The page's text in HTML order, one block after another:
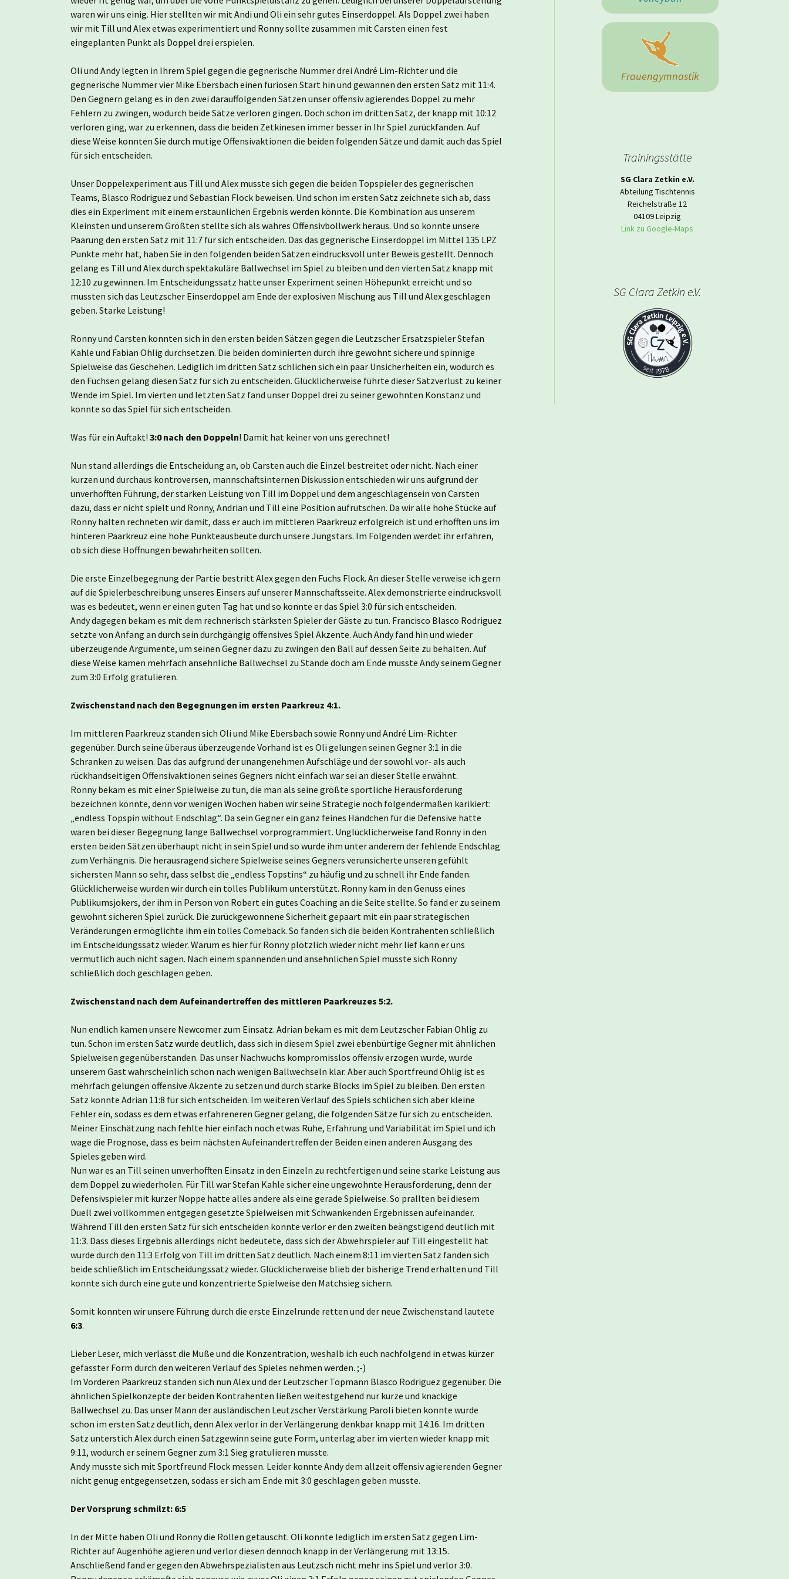
waren wir uns einig. Hier stellten wir mit Andi und Oli ein sehr gutes Einserdoppel. Als Doppel zwei haben
wir mit Till und Alex etwas experimentiert und Ronny sollte zusammen mit Carsten einen fest
eingeplanten Punkt als Doppel drei erspielen.
Oli und Andy legten in Ihrem Spiel gegen die gegnerische Nummer drei André Lim-Richter und die
gegnerische Nummer vier Mike Ebersbach einen furiosen Start hin und gewannen den ersten Satz mit 11:4.
Den Gegnern gelang es in den zwei darauffolgenden Sätzen unser offensiv agierendes Doppel zu mehr
Fehlern zu zwingen, wodurch beide Sätze verloren gingen. Doch schon im dritten Satz, der knapp mit 10:12
verloren ging, war zu erkennen, dass die beiden Zetkinesen immer besser in Ihr Spiel zurückfanden. Auf
diese Weise konnten Sie durch mutige Offensivaktionen die beiden folgenden Sätze und damit auch das Spiel
für sich entscheiden.
Unser Doppelexperiment aus Till und Alex musste sich gegen die beiden Topspieler des gegnerischen
Teams, Blasco Rodriguez und Sebastian Flock beweisen. Und schon im ersten Satz zeichnete sich ab, dass
dies ein Experiment mit einem erstaunlichen Ergebnis werden könnte. Die Kombination aus unserem
Kleinsten und unserem Größten stellte sich als wahres Offensivbollwerk heraus. Und so konnte unsere
Paarung den ersten Satz mit 11:7 für sich entscheiden. Das das gegnerische Einserdoppel im Mittel 135 LPZ
Punkte mehr hat, haben Sie in den folgenden beiden Sätzen eindrucksvoll unter Beweis gestellt. Dennoch
gelang es Till und Alex durch spektakuläre Ballwechsel im Spiel zu bleiben und den vierten Satz knapp mit
12:10 zu gewinnen. Im Entscheidungssatz hatte unser Experiment seinen Höhepunkt erreicht und so
mussten sich das Leutzscher Einserdoppel am Ende der explosiven Mischung aus Till und Alex geschlagen
geben. Starke Leistung!
Ronny und Carsten konnten sich in den ersten beiden Sätzen gegen die Leutzscher Ersatzspieler Stefan
Kahle und Fabian Ohlig durchsetzen. Die beiden dominierten durch ihre gewohnt sichere und spinnige
Spielweise das Geschehen. Lediglich im dritten Satz schlichen sich ein paar Unsicherheiten ein, wodurch es
den Füchsen gelang diesen Satz für sich zu entscheiden. Glücklicherweise führte dieser Satzverlust zu keiner
Wende im Spiel. Im vierten und letzten Satz fand unser Doppel drei zu seiner gewohnten Konstanz und
konnte so das Spiel für sich entscheiden.
Was für ein Auftakt! 3:0 nach den Doppeln! Damit hat keiner von uns gerechnet!
Nun stand allerdings die Entscheidung an, ob Carsten auch die Einzel bestreitet oder nicht. Nach einer
kurzen und durchaus kontroversen, mannschaftsinternen Diskussion entschieden wir uns aufgrund der
unverhofften Führung, der starken Leistung von Till im Doppel und dem angeschlagensein von Carsten
dazu, dass er nicht spielt und Ronny, Andrian und Till eine Position aufrutschen. Da wir alle hohe Stücke auf
Ronny halten rechneten wir damit, dass er auch im mittleren Paarkreuz erfolgreich ist und erhofften uns im
hinteren Paarkreuz eine hohe Punkteausbeute durch unsere Jungstars. Im Folgenden werdet ihr erfahren,
ob sich diese Hoffnungen bewahrheiten sollten.
Die erste Einzelbegegnung der Partie bestritt Alex gegen den Fuchs Flock. An dieser Stelle verweise ich gern
auf die Spielerbeschreibung unseres Einsers auf unserer Mannschaftsseite. Alex demonstrierte eindrucksvoll
was es bedeutet, wenn er einen guten Tag hat und so konnte er das Spiel 3:0 für sich entscheiden.
Andy dagegen bekam es mit dem rechnerisch stärksten Spieler der Gäste zu tun. Francisco Blasco Rodriguez
setzte von Anfang an durch sein durchgängig offensives Spiel Akzente. Auch Andy fand hin und wieder
überzeugende Argumente, um seinen Gegner dazu zu zwingen den Ball auf dessen Seite zu behalten. Auf
diese Weise kamen mehrfach ansehnliche Ballwechsel zu Stande doch am Ende musste Andy seinem Gegner
zum 3:0 Erfolg gratulieren.
Zwischenstand nach den Begegnungen im ersten Paarkreuz 4:1.
Im mittleren Paarkreuz standen sich Oli und Mike Ebersbach sowie Ronny und André Lim-Richter
gegenüber. Durch seine überaus überzeugende Vorhand ist es Oli gelungen seinen Gegner 3:1 in die
Schranken zu weisen. Das das aufgrund der unangenehmen Aufschläge und der sowohl vor- als auch
rückhandseitigen Offensivaktionen seines Gegners nicht einfach war sei an dieser Stelle erwähnt.
Ronny bekam es mit einer Spielweise zu tun, die man als seine größte sportliche Herausforderung
bezeichnen könnte, denn vor wenigen Wochen haben wir seine Strategie noch folgendermaßen karikiert:
„endless Topspin without Endschlag“. Da sein Gegner ein ganz feines Händchen für die Defensive hatte
waren bei dieser Begegnung lange Ballwechsel vorprogrammiert. Unglücklicherweise fand Ronny in den
ersten beiden Sätzen überhaupt nicht in sein Spiel und so wurde ihm unter anderem der fehlende Endschlag
zum Verhängnis. Die herausragend sichere Spielweise seines Gegners verunsicherte unseren gefühlt
sichersten Mann so sehr, dass selbst die „endless Topstins“ zu häufig und zu schnell ihr Ende fanden.
Glücklicherweise wurden wir durch ein tolles Publikum unterstützt. Ronny kam in den Genuss eines
Publikumsjokers, der ihm in Person von Robert ein gutes Coaching an die Seite stellte. So fand er zu seinem
gewohnt sicheren Spiel zurück. Die zurückgewonnene Sicherheit gepaart mit ein paar strategischen
Veränderungen ermöglichte ihm ein tolles Comeback. So fanden sich die beiden Kontrahenten schließlich
im Entscheidungssatz wieder. Warum es hier für Ronny plötzlich wieder nicht mehr lief kann er uns
vermutlich auch nicht sagen. Nach einem spannenden und ansehnlichen Spiel musste sich Ronny
schließlich doch geschlagen geben.
Zwischenstand nach dem Aufeinandertreffen des mittleren Paarkreuzes 5:2.
Nun endlich kamen unsere Newcomer zum Einsatz. Adrian bekam es mit dem Leutzscher Fabian Ohlig zu
tun. Schon im ersten Satz wurde deutlich, dass sich in diesem Spiel zwei ebenbürtige Gegner mit ähnlichen
Spielweisen gegenüberstanden. Das unser Nachwuchs kompromisslos offensiv erzogen wurde, wurde
unserem Gast wahrscheinlich schon nach wenigen Ballwechseln klar. Aber auch Sportfreund Ohlig ist es
mehrfach gelungen offensive Akzente zu setzen und durch starke Blocks im Spiel zu bleiben. Den ersten
Satz konnte Adrian 11:8 für sich entscheiden. Im weiteren Verlauf des Spiels schlichen sich aber kleine
Fehler ein, sodass es dem etwas erfahreneren Gegner gelang, die folgenden Sätze für sich zu entscheiden.
Meiner Einschätzung nach fehlte hier einfach noch etwas Ruhe, Erfahrung und Variabilität im Spiel und ich
wage die Prognose, dass es beim nächsten Aufeinandertreffen der Beiden einen anderen Ausgang des
Spieles geben wird.
Nun war es an Till seinen unverhofften Einsatz in den Einzeln zu rechtfertigen und seine starke Leistung aus
dem Doppel zu wiederholen. Für Till war Stefan Kahle sicher eine ungewohnte Herausforderung, denn der
Defensivspieler mit kurzer Noppe hatte alles andere als eine gerade Spielweise. So prallten bei diesem
Duell zwei vollkommen entgegen gesetzte Spielweisen mit Schwankenden Ergebnissen aufeinander.
Während Till den ersten Satz für sich entscheiden konnte verlor er den zweiten beängstigend deutlich mit
11:3. Dass dieses Ergebnis allerdings nicht bedeutete, dass sich der Abwehrspieler auf Till eingestellt hat
wurde durch den 11:3 Erfolg von Till im dritten Satz deutlich. Nach einem 8:11 im vierten Satz fanden sich
beide schließlich im Entscheidungssatz wieder. Glücklicherweise blieb der bisherige Trend erhalten und Till
konnte sich durch eine gute und konzentrierte Spielweise den Matchsieg sichern.
Somit konnten wir unsere Führung durch die erste Einzelrunde retten und der neue Zwischenstand lautete
6:3.
Lieber Leser, mich verlässt die Muße und die Konzentration, weshalb ich euch nachfolgend in etwas kürzer
gefasster Form durch den weiteren Verlauf des Spieles nehmen werden. ;-)
Im Vorderen Paarkreuz standen sich nun Alex und der Leutzscher Topmann Blasco Rodriguez gegenüber. Die
ähnlichen Spielkonzepte der beiden Kontrahenten ließen weitestgehend nur kurze und knackige
Ballwechsel zu. Das unser Mann der ausländischen Leutzscher Verstärkung Paroli bieten konnte wurde
schon im ersten Satz deutlich, denn Alex verlor in der Verlängerung denkbar knapp mit 14:16. Im dritten
Satz unterstich Alex durch einen Satzgewinn seine gute Form, unterlag aber im vierten wieder knapp mit
9:11, wodurch er seinem Gegner zum 3:1 Sieg gratulieren musste.
Andy musste sich mit Sportfreund Flock messen. Leider konnte Andy dem allzeit offensiv agierenden Gegner
nicht genug entgegensetzen, sodass er sich am Ende mit 3:0 geschlagen geben musste.
Der Vorsprung schmilzt: 6:5
In der Mitte haben Oli und Ronny die Rollen getauscht. Oli konnte lediglich im ersten Satz gegen Lim-
Richter auf Augenhöhe agieren und verlor diesen dennoch knapp in der Verlängerung mit 13:15.
Anschließend fand er gegen den Abwehrspezialisten aus Leutzsch nicht mehr ins Spiel und verlor 3:0.
Frauengymnastik
Trainingsstätte
SG Clara Zetkin e.V.
Abteilung Tischtennis
Reichelstraße 12
04109 Leipzig
Link zu Google-Maps
SG Clara Zetkin e.V.